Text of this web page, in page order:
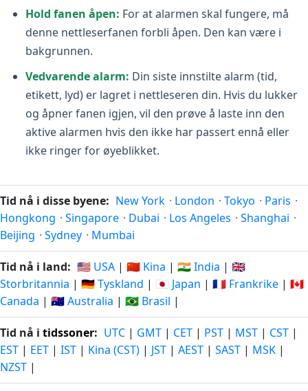
Hold fanen åpen: For at alarmen skal fungere, må
denne nettleserfanen forbli åpen. Den kan være i
bakgrunnen.
Vedvarende alarm: Din siste innstilte alarm (tid,
etikett, lyd) er lagret i nettleseren din. Hvis du lukker
og åpner fanen igjen, vil den prøve å laste inn den
aktive alarmen hvis den ikke har passert ennå eller
ikke ringer for øyeblikket.
Tid nå i disse byene: New York · London · Tokyo · Paris ·
Hongkong · Singapore · Dubai · Los Angeles · Shanghai ·
Beijing · Sydney · Mumbai
Tid nå i land: 🇺🇸 USA | 🇨🇳 Kina | 🇮🇳 India | 🇬🇧
Storbritannia | 🇩🇪 Tyskland | 🇯🇵 Japan | 🇫🇷 Frankrike | 🇨🇦
Canada | 🇦🇺 Australia | 🇧🇷 Brasil |
Tid nå i tidssoner: UTC | GMT | CET | PST | MST | CST |
EST | EET | IST | Kina (CST) | JST | AEST | SAST | MSK |
NZST |